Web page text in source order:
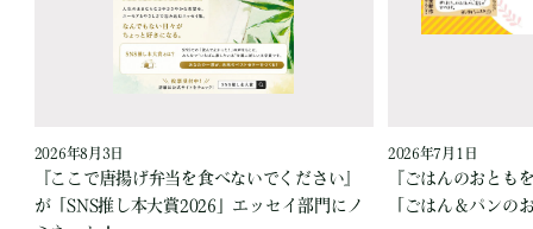
2026年8月3日
『ここで唐揚げ弁当を食べないでください』
が「SNS推し本大賞2026」エッセイ部門にノ
2026年7月1日
『ごはんのおとも
「ごはん＆パンの